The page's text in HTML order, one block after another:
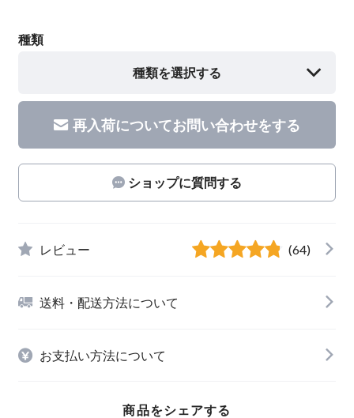
種類
種類を選択する
再入荷についてお問い合わせをする
ショップに質問する
レビュー (64)
送料・配送方法について
お支払い方法について
商品をシェアする